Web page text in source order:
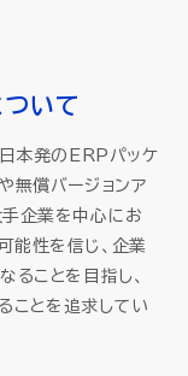
ついて
本発のERPパッケ
無償バージョンア
手企業を中心にお
能性を信じ、企業
ることを目指し、
ることを追求してい